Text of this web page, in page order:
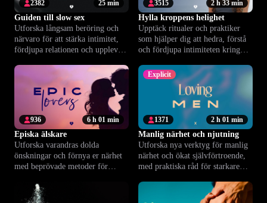
25 min
2382
Guiden till slow sex
Utforska långsam beröring och
närvaro för att stärka intimitet,
fördjupa relationen och uppleva
2 h 33 min
3515
Hylla kroppens helighet
Upptäck ritualer och praktiker
som hjälper dig att hedra, förstå
och fördjupa intimiteten kring
6 h 01 min
936
Episka älskare
Utforska varandras dolda
önskningar och förnya er närhet
med beprövade metoder för
Explicit
2 h 01 min
1371
Manlig närhet och njutning
Utforska nya verktyg för manlig
närhet och ökat självförtroende,
med praktiska råd för starkare